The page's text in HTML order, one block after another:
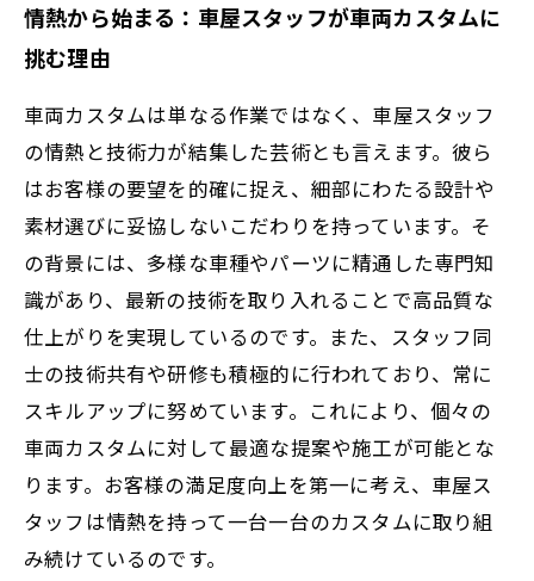
の一台とは？
未来への挑戦：車屋スタッフが描く次世代カ
スタムのビジョン
専門スタッフが語る！車両カスタム技術の魅
力と最新トレンド
失敗しない車両カスタムの秘訣とは？車屋ス
タッフの実体験から学ぶ
情熱から始まる：車屋スタッフが車両カスタムに
挑む理由
車両カスタムは単なる作業ではなく、車屋スタッフ
の情熱と技術力が結集した芸術とも言えます。彼ら
はお客様の要望を的確に捉え、細部にわたる設計や
素材選びに妥協しないこだわりを持っています。そ
の背景には、多様な車種やパーツに精通した専門知
識があり、最新の技術を取り入れることで高品質な
仕上がりを実現しているのです。また、スタッフ同
士の技術共有や研修も積極的に行われており、常に
スキルアップに努めています。これにより、個々の
車両カスタムに対して最適な提案や施工が可能とな
ります。お客様の満足度向上を第一に考え、車屋ス
タッフは情熱を持って一台一台のカスタムに取り組
み続けているのです。